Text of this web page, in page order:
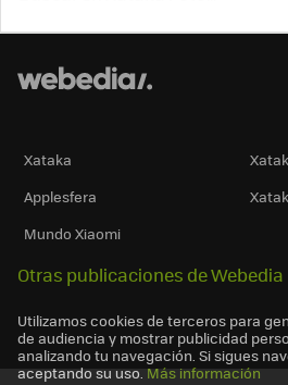
Xataka
Applesfera
Mundo Xiaomi
Otras publicaciones de Webedia
Utilizamos cookies de terceros para
de audiencia y mostrar publicidad
analizando tu navegación. Si sigues
aceptando su uso. Más información